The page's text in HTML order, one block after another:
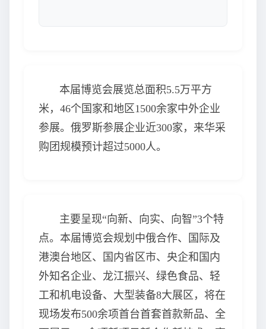
本届博览会展览总面积5.5万平方
米，46个国家和地区1500余家中外企业
参展。俄罗斯参展企业近300家，来华采
购团规模预计超过5000人。
主要呈现“向新、向实、向智”3个特
点。本届博览会规划中俄合作、国际及
港澳台地区、国内省区市、央企和国内
外知名企业、龙江振兴、绿色食品、轻
工和机电设备、大型装备8大展区，将在
现场发布500余项首台首套首款新品、全